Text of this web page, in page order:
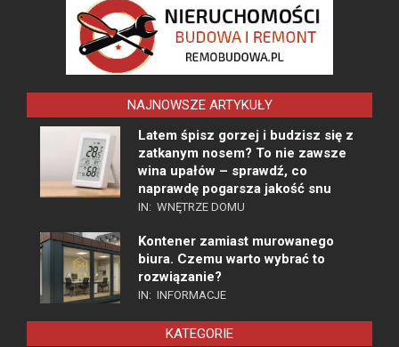
NAJNOWSZE ARTYKUŁY
Latem śpisz gorzej i budzisz się z
zatkanym nosem? To nie zawsze
wina upałów – sprawdź, co
naprawdę pogarsza jakość snu
IN: WNĘTRZE DOMU
Kontener zamiast murowanego
biura. Czemu warto wybrać to
rozwiązanie?
IN: INFORMACJE
KATEGORIE